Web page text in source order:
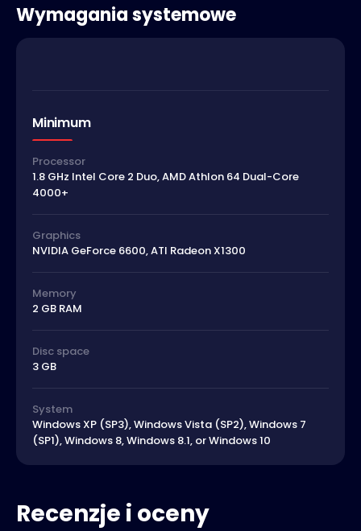
Wymagania systemowe
Minimum
Processor
1.8 GHz Intel Core 2 Duo, AMD Athlon 64 Dual-Core
4000+
Graphics
NVIDIA GeForce 6600, ATI Radeon X1300
Memory
2 GB RAM
Disc space
3 GB
System
Windows XP (SP3), Windows Vista (SP2), Windows 7
(SP1), Windows 8, Windows 8.1, or Windows 10
Recenzje i oceny